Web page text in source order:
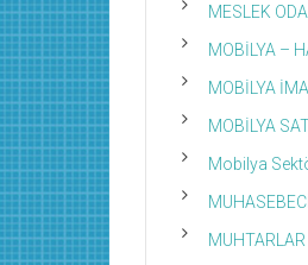
MESLEK
MOBİLYA –
MOBİLYA
MOBİLYA
Mobilya